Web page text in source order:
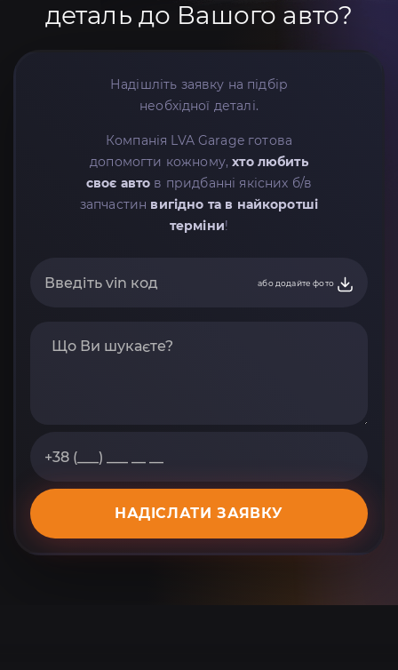
деталь до Вашого авто?
Надішліть заявку на підбір
необхідної деталі.
Компанія LVA Garage готова
допомогти кожному,хто любить
своє авто в придбанні якісних б/в
запчастин вигідно та в найкоротші
терміни!
або додайте фото
НАДІСЛАТИ ЗАЯВКУ